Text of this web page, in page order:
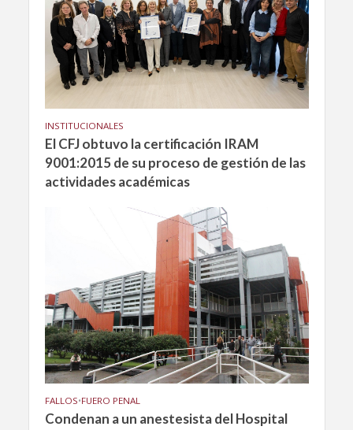
INSTITUCIONALES
El CFJ obtuvo la certificación IRAM
9001:2015 de su proceso de gestión de las
actividades académicas
FALLOS•FUERO PENAL
Condenan a un anestesista del Hospital